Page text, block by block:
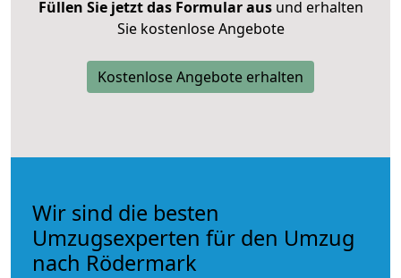
Füllen Sie jetzt das Formular ausund erhalten
Sie kostenlose Angebote
Kostenlose Angebote erhalten
Wir sind die besten
Umzugsexperten für den Umzug
nach Rödermark